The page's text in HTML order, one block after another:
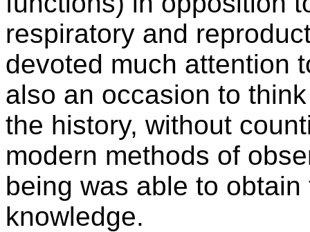
respiratory and
devoted much attention
also an occasion to
the history, without
modern methods of
being was able to
knowledge.